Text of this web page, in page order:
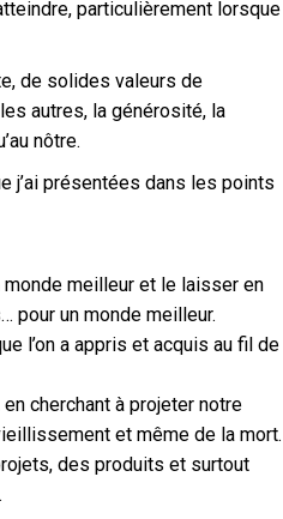
particulièrement lorsque
de solides valeurs de
autres, la générosité, la
nôtre.
j’ai présentées dans les points
monde meilleur et le laisser en
pour un monde meilleur.
l’on a appris et acquis au fil de
cherchant à projeter notre
et même de la mort.
des produits et surtout